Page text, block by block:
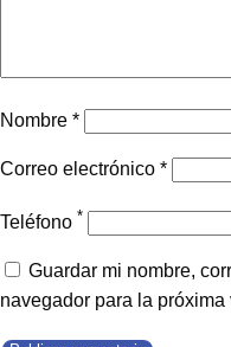
Nombre *
Correo electrónico *
Teléfono *
Guardar mi nombre,
navegador para la próxima